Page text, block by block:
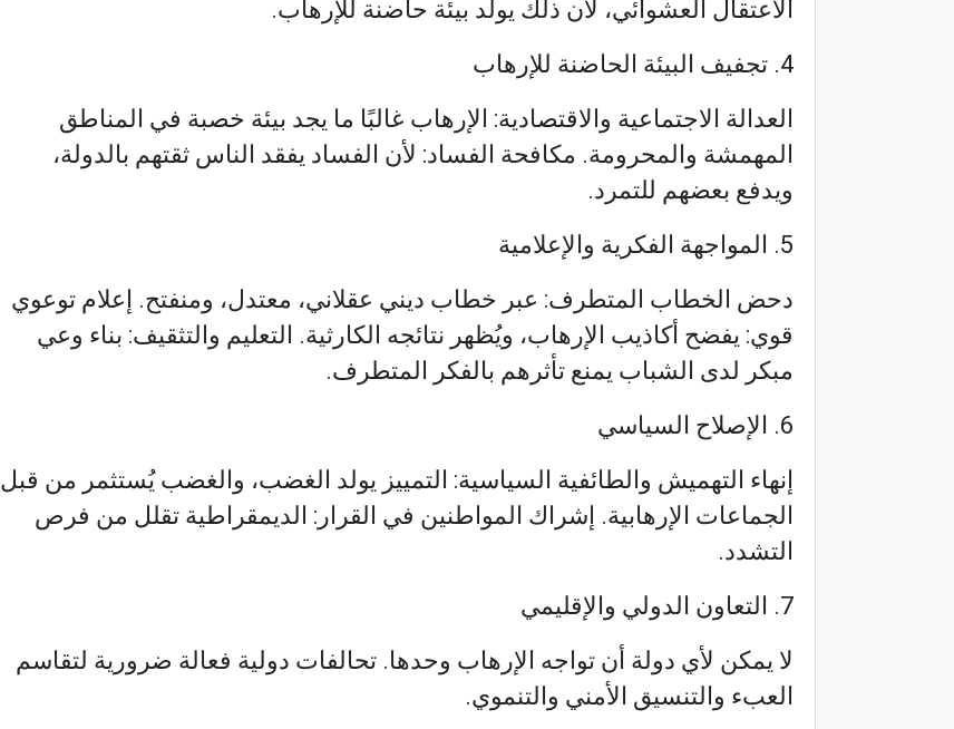
الاعتقال العشوائي، لأن ذلك يولّد بيئة حاضنة للإرهاب.
4. تجفيف البيئة الحاضنة للإرهاب
العدالة الاجتماعية والاقتصادية: الإرهاب غالبًا ما يجد بيئة خصبة في المناطق
المهمشة والمحرومة. مكافحة الفساد: لأن الفساد يفقد الناس ثقتهم بالدولة،
ويدفع بعضهم للتمرد.
5. المواجهة الفكرية والإعلامية
دحض الخطاب المتطرف: عبر خطاب ديني عقلاني، معتدل، ومنفتح. إعلام توعوي
قوي: يفضح أكاذيب الإرهاب، ويُظهر نتائجه الكارثية. التعليم والتثقيف: بناء وعي
مبكر لدى الشباب يمنع تأثرهم بالفكر المتطرف.
6. الإصلاح السياسي
إنهاء التهميش والطائفية السياسية: التمييز يولد الغضب، والغضب يُستثمر من قبل
الجماعات الإرهابية. إشراك المواطنين في القرار: الديمقراطية تقلل من فرص
التشدد.
7. التعاون الدولي والإقليمي
لا يمكن لأي دولة أن تواجه الإرهاب وحدها. تحالفات دولية فعالة ضرورية لتقاسم
العبء والتنسيق الأمني والتنموي.